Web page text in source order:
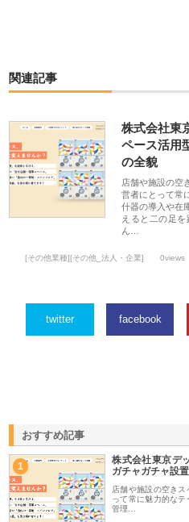
関連記事
株式会社東
ペース活用
の全貌
店舗や施設の空
営者にとって常
什器の導入や在
えると二の足
ん…
[その他業種][その他_法人・企業] 0views
twitter facebook
おすすめ記事
1
株式会社東京デ
ガチャガチャ設
店舗や施設の空き
って常に魅力的な
管理…